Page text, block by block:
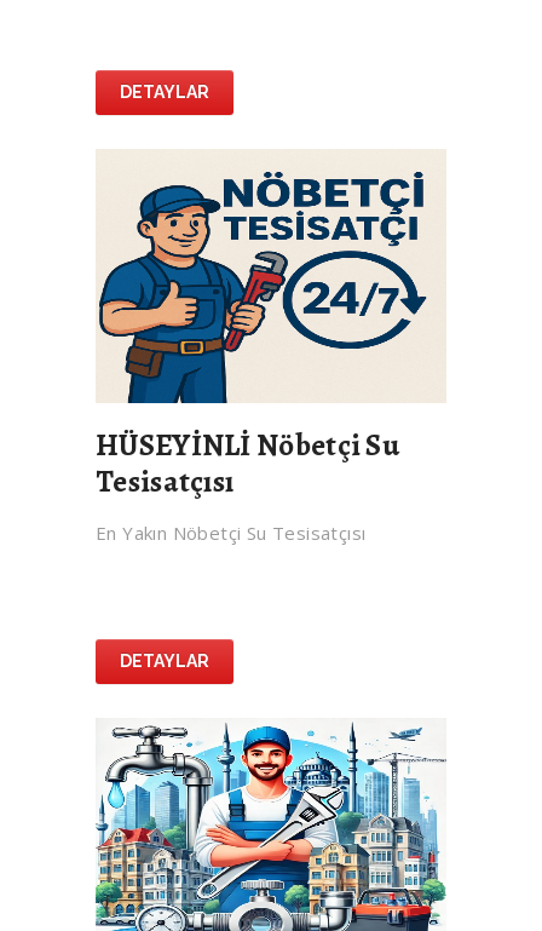
DETAYLAR
HÜSEYİNLİ Nöbetçi Su
Tesisatçısı
En Yakın Nöbetçi Su Tesisatçısı
DETAYLAR